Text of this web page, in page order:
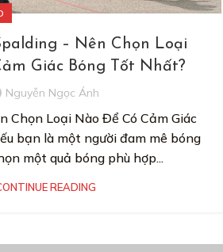
– Nên Chọn Loại
Giác Bóng Tốt Nhất?
Nguyễn Ngọc Ánh
Chọn Loại Nào Để Có Cảm Giác
bạn là một người đam mê bóng
một quả bóng phù hợp...
READING